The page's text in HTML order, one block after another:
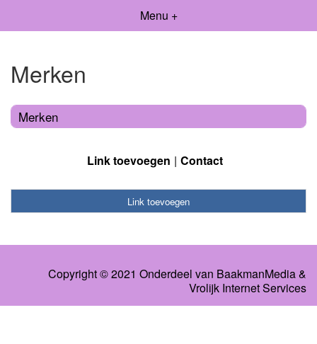
Menu +
Merken
Merken
Link toevoegen Contact
Link toevoegen
Copyright © 2021 Onderdeel van BaakmanMedia&
Vrolijk Internet Services